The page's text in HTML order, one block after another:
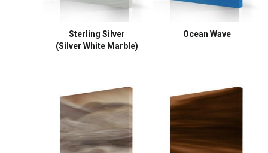
Sterling Silver
(Silver White Marble)
Ocean Wave